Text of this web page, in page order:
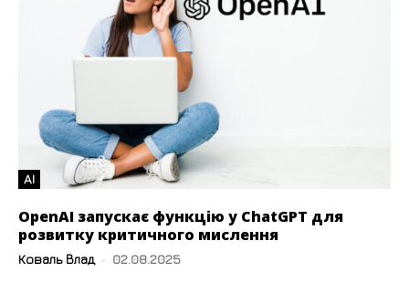
AI
OpenAI запускає функцію у ChatGPT для
розвитку критичного мислення
Коваль Влад - 02.08.2025